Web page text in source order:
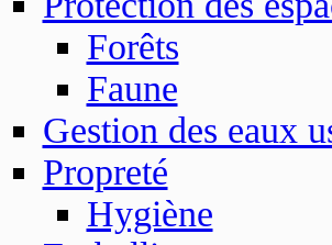
Forêts
Faune
Gestion des eaux
Propreté
Hygiène